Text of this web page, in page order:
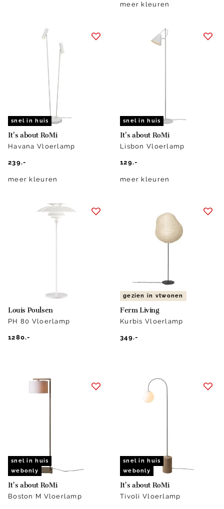
meer kleuren
snel in huis
It's about RoMi
Havana Vloerlamp
239.-
meer kleuren
snel in huis
It's about RoMi
Lisbon Vloerlamp
129.-
meer kleuren
Louis Poulsen
PH 80 Vloerlamp
1280.-
gezien in vtwonen
Ferm Living
Kurbis Vloerlamp
349.-
snel in huis
webonly
It's about RoMi
Boston M Vloerlamp
snel in huis
webonly
It's about RoMi
Tivoli Vloerlamp